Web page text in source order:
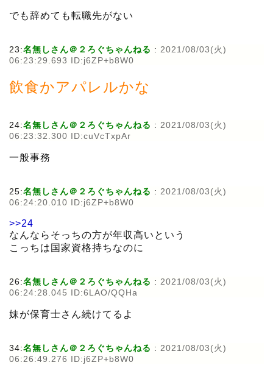
でも辞めても転職先がない
23:名無しさん＠２ろぐちゃんねる : 2021/08/03(火)
06:23:29.693 ID:j6ZP+b8W0
飲食かアパレルかな
24:名無しさん＠２ろぐちゃんねる : 2021/08/03(火)
06:23:32.300 ID:cuVcTxpAr
一般事務
25:名無しさん＠２ろぐちゃんねる : 2021/08/03(火)
06:24:20.010 ID:j6ZP+b8W0
>>24
なんならそっちの方が年収高いという
こっちは国家資格持ちなのに
26:名無しさん＠２ろぐちゃんねる : 2021/08/03(火)
06:24:28.045 ID:6LAO/QQHa
妹が保育士さん続けてるよ
34:名無しさん＠２ろぐちゃんねる : 2021/08/03(火)
06:26:49.276 ID:j6ZP+b8W0